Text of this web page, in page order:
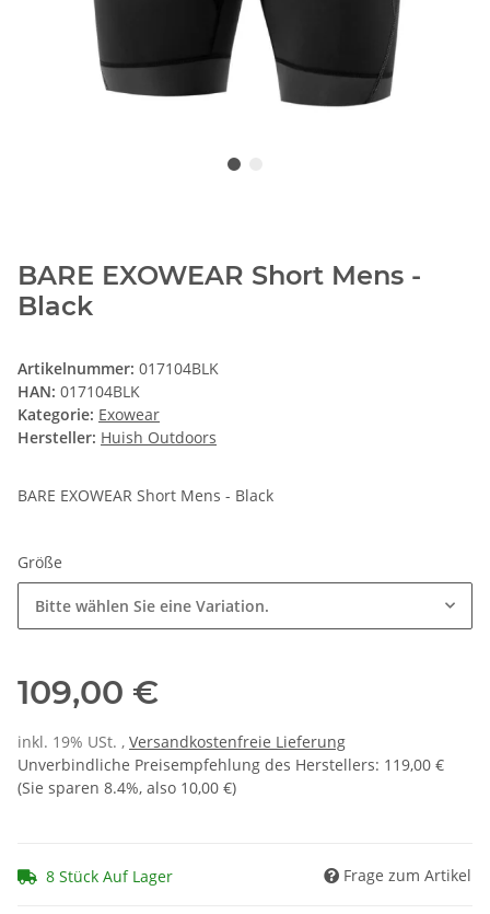
BARE EXOWEAR Short Mens -
Black
Artikelnummer: 017104BLK
HAN: 017104BLK
Kategorie: Exowear
Hersteller: Huish Outdoors
BARE EXOWEAR Short Mens - Black
Größe
Bitte wählen Sie eine Variation.
109,00 €
inkl. 19% USt. , Versandkostenfreie Lieferung
Unverbindliche Preisempfehlung des Herstellers: 119,00 €
(Sie sparen 8.4%, also 10,00 €)
8 Stück Auf Lager Frage zum Artikel